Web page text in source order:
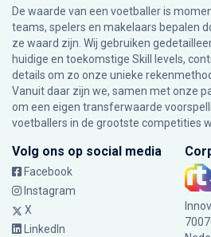
De waarde van een voetballer is
teams, spelers en makelaars bepalen
ze waard zijn. Wij gebruiken
huidige en toekomstige Skill levels,
details om zo onze unieke
Vanuit daar zijn we, samen met onze
om een eigen transferwaarde
voetballers in de grootste competities
Volg ons op social media
Facebook
Instagram
X
LinkedIn